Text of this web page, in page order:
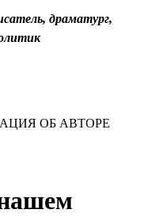
драматург,
ОБ АВТОРЕ